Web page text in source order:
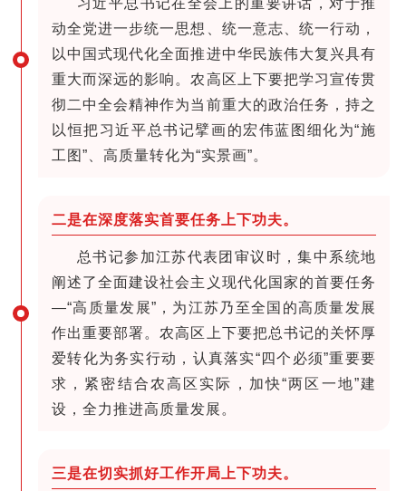
动全党进一步统一思想、统一意志、统一行动，
以中国式现代化全面推进中华民族伟大复兴具有
重大而深远的影响。农高区上下要把学习宣传贯
彻二中全会精神作为当前重大的政治任务，持之
以恒把习近平总书记擘画的宏伟蓝图细化为“施
工图”、高质量转化为“实景画”。
二是在深度落实首要任务上下功夫。
总书记参加江苏代表团审议时，集中系统地
阐述了全面建设社会主义现代化国家的首要任务
—“高质量发展”，为江苏乃至全国的高质量发展
作出重要部署。农高区上下要把总书记的关怀厚
爱转化为务实行动，认真落实“四个必须”重要要
求，紧密结合农高区实际，加快“两区一地”建
设，全力推进高质量发展。
三是在切实抓好工作开局上下功夫。